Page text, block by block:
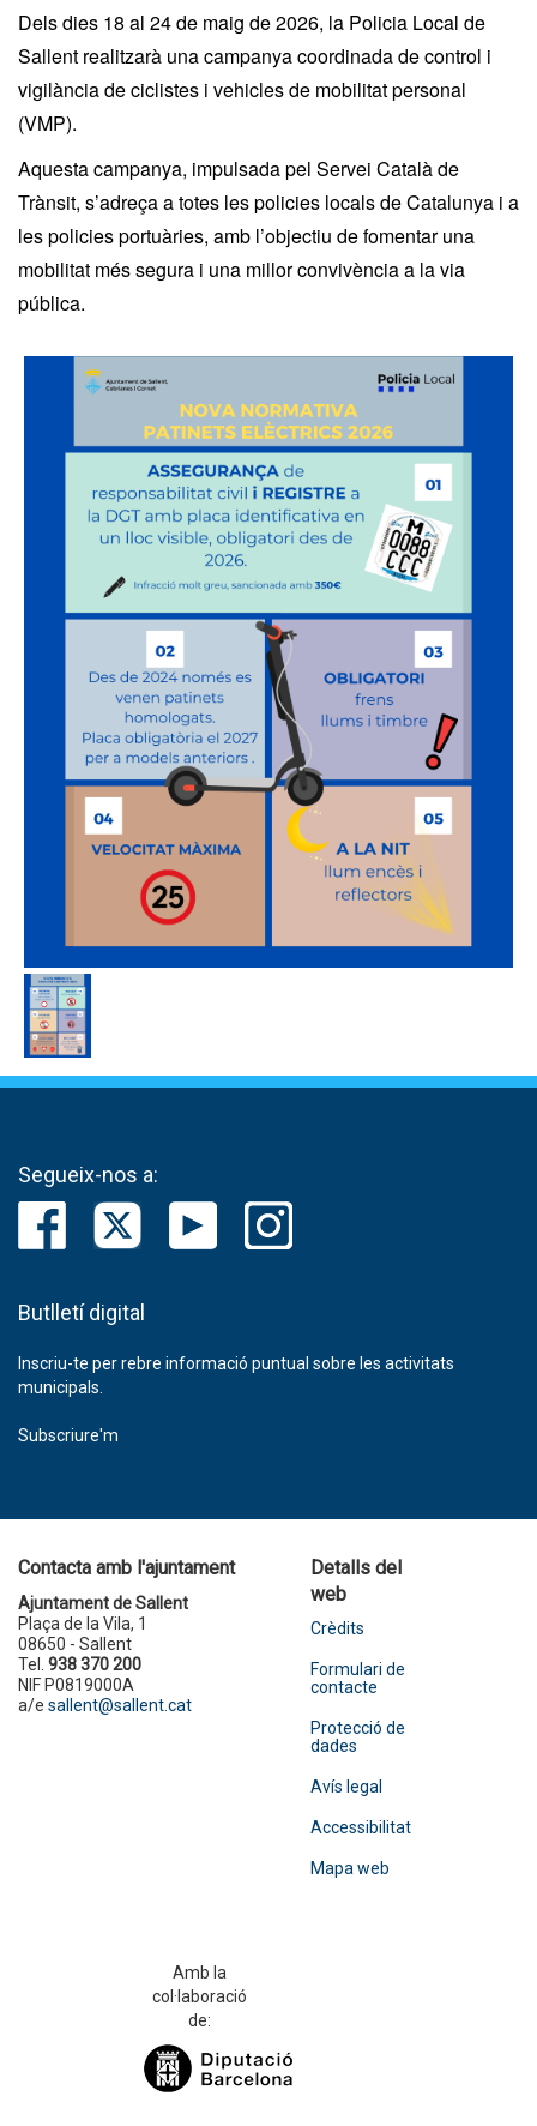
Dels dies 18 al 24 de maig de 2026, la Policia Local de
Sallent realitzarà una campanya coordinada de control i
vigilància de ciclistes i vehicles de mobilitat personal
(VMP).
Aquesta campanya, impulsada pel Servei Català de
Trànsit, s’adreça a totes les policies locals de Catalunya i a
les policies portuàries, amb l’objectiu de fomentar una
mobilitat més segura i una millor convivència a la via
pública.
Segueix-nos a:
Butlletí digital
Inscriu-te per rebre informació puntual sobre les activitats
municipals.
Subscriure'm
Contacta amb l'ajuntament
Ajuntament de Sallent
Plaça de la Vila, 1
08650 - Sallent
Tel. 938 370 200
NIF P0819000A
a/e sallent@sallent.cat
Detalls del
web
Crèdits
Formulari de
contacte
Protecció de
dades
Avís legal
Accessibilitat
Mapa web
Amb la
col·laboració
de: